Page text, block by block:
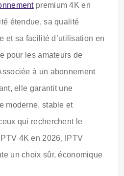
premium 4K en
étendue, sa qualité
et sa facilité d’utilisation en
pour les amateurs de
à un abonnement
elle garantit une
moderne, stable et
qui recherchent le
4K en 2026, IPTV
un choix sûr, économique